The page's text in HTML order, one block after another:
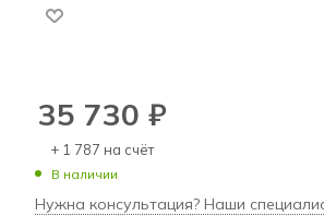
35 730 ₽
+ 1 787 на счёт
В наличии
Нужна консультация? Наши